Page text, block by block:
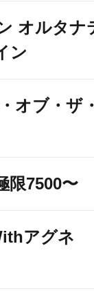
オルタナ
ン
オブ・ザ
限7500〜
アグネ